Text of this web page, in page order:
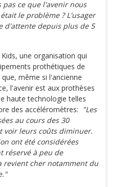
pas ce que l'avenir nous
le problème ? L'usager
d'attente depuis plus de 5
une organisation qui
prothétiques de
même si l'ancienne
l'avenir est aux prothèses
haute technologie telles
des accéléromètres:
"Les
au cours des 30
voir leurs coûts diminuer.
ont été considérées
réservé à peu de
revient cher notamment du